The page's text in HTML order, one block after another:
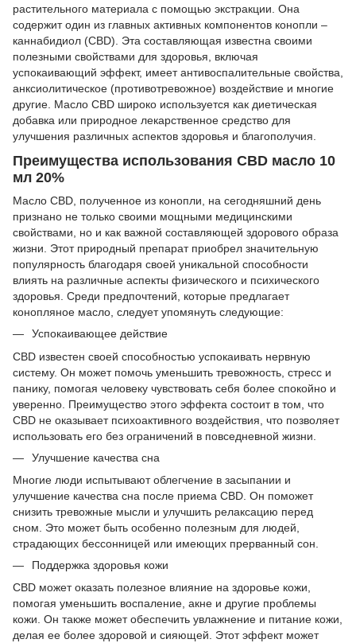
растительного материала с помощью экстракции. Она
содержит один из главных активных компонентов конопли –
каннабидиол (CBD). Эта составляющая известна своими
полезными свойствами для здоровья, включая
успокаивающий эффект, имеет антивоспалительные свойства,
анксиолитическое (противотревожное) воздействие и многие
другие. Масло CBD широко используется как диетическая
добавка или природное лекарственное средство для
улучшения различных аспектов здоровья и благополучия.
Преимущества использования CBD масло 10
мл 20%
Масло CBD, полученное из конопли, на сегодняшний день
признано не только своими мощными медицинскими
свойствами, но и как важной составляющей здорового образа
жизни. Этот природный препарат приобрел значительную
популярность благодаря своей уникальной способности
влиять на различные аспекты физического и психического
здоровья. Среди предпочтений, которые предлагает
конопляное масло, следует упомянуть следующие:
Успокаивающее действие
CBD известен своей способностью успокаивать нервную
систему. Он может помочь уменьшить тревожность, стресс и
панику, помогая человеку чувствовать себя более спокойно и
уверенно. Преимущество этого эффекта состоит в том, что
CBD не оказывает психоактивного воздействия, что позволяет
использовать его без ограничений в повседневной жизни.
Улучшение качества сна
Многие люди испытывают облегчение в засыпании и
улучшение качества сна после приема CBD. Он поможет
снизить тревожные мысли и улучшить релаксацию перед
сном. Это может быть особенно полезным для людей,
страдающих бессонницей или имеющих прерванный сон.
Поддержка здоровья кожи
CBD может оказать полезное влияние на здоровье кожи,
помогая уменьшить воспаление, акне и другие проблемы
кожи. Он также может обеспечить увлажнение и питание кожи,
делая ее более здоровой и сияющей. Этот эффект может